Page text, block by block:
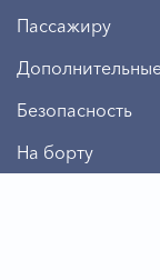
Пассажиру
Безопасность
На борту